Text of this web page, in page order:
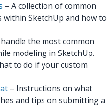
– A collection of common
SketchUp and how to
the most common
modeling in SketchUp.
to do if your custom
– Instructions on what
and tips on submitting a